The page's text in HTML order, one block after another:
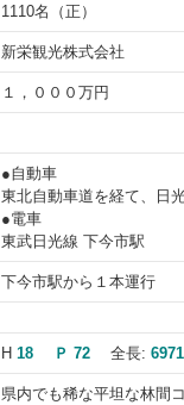
1110名（正）
新栄観光株式会社
１，０００万円
●自動車
東北自動車道を経て、日
●電車
東武日光線 下今市駅
下今市駅から１本運行
H 18 Ｐ 72 全長:
県内でも稀な平坦な林間